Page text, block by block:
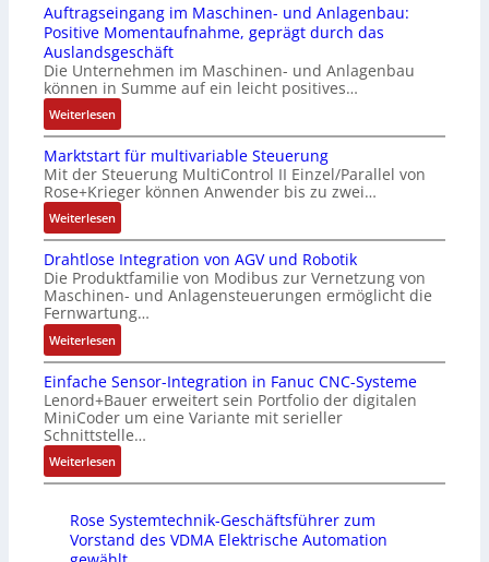
s
t
s
i
c
h
f
l
e
x
i
b
e
l
f
ü
r
i
e
A
n
w
n
d
u
r
i
n
g
e
n
G
u
n
d
G
a
u
d
n
R
a
p
e
r
r
3
-
Z
e
r
t
i
f
i
z
i
e
u
n
g
b
e
s
t
ä
t
i
t
R
e
u
c
k
a
u
s
g
l
e
i
c
h
e
l
e
m
e
n
t
e
m
i
S
p
e
Auftragseingang im Maschinen- und Anlagenbau:
Positive Momentaufnahme, geprägt durch das
Auslandsgeschäft
Die Unternehmen im Maschinen- und Anlagenbau
können in Summe auf ein leicht positives…
Weiterlesen:
A
u
f
t
r
a
g
s
e
i
n
g
a
n
g
i
m
M
s
c
Marktstart für multivariable Steuerung
Mit der Steuerung MultiControl II Einzel/Parallel von
Rose+Krieger können Anwender bis zu zwei…
Weiterlesen:
M
a
r
k
t
s
t
a
r
t
f
ü
r
u
l
Drahtlose Integration von AGV und Robotik
Die Produktfamilie von Modibus zur Vernetzung von
Maschinen- und Anlagensteuerungen ermöglicht die
Fernwartung…
Weiterlesen:
D
r
a
h
t
l
o
e
I
Einfache Sensor-Integration in Fanuc CNC-Systeme
Lenord+Bauer erweitert sein Portfolio der digitalen
MiniCoder um eine Variante mit serieller
Schnittstelle…
Weiterlesen:
E
n
f
Rose Systemtechnik-Geschäftsführer zum
Vorstand des VDMA Elektrische Automation